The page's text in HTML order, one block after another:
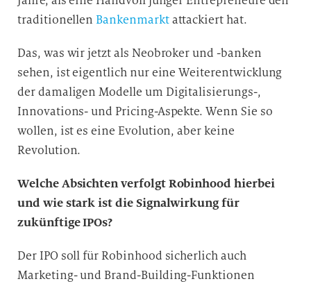
traditionellenBankenmarktattackiert hat.
Das, was wir jetzt als Neobroker und -banken
sehen, ist eigentlich nur eine Weiterentwicklung
der damaligen Modelle um Digitalisierungs-,
Innovations- und Pricing-Aspekte. Wenn Sie so
wollen, ist es eine Evolution, aber keine
Revolution.
Welche Absichten verfolgt Robinhood hierbei
und wie stark ist die Signalwirkung für
zukünftige IPOs?
Der IPO soll für Robinhood sicherlich auch
Marketing- und Brand-Building-Funktionen